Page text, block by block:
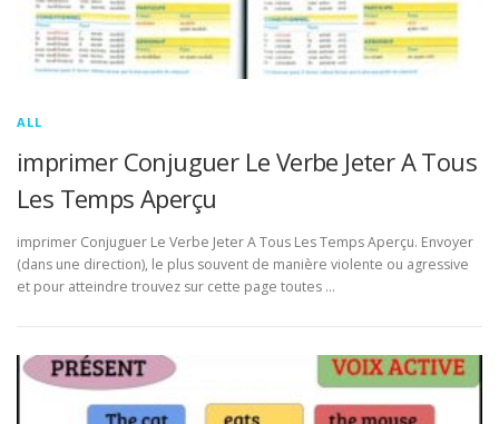
ALL
imprimer Conjuguer Le Verbe Jeter A Tous
Les Temps Aperçu
imprimer Conjuguer Le Verbe Jeter A Tous Les Temps Aperçu. Envoyer
(dans une direction), le plus souvent de manière violente ou agressive
et pour atteindre trouvez sur cette page toutes …